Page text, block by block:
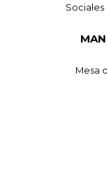
Sociales
Mesa